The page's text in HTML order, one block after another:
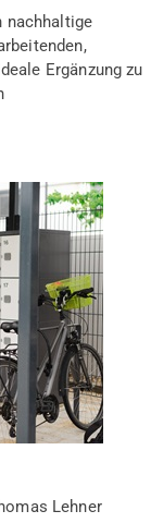
nachhaltige
Ergänzung zu
Lehner